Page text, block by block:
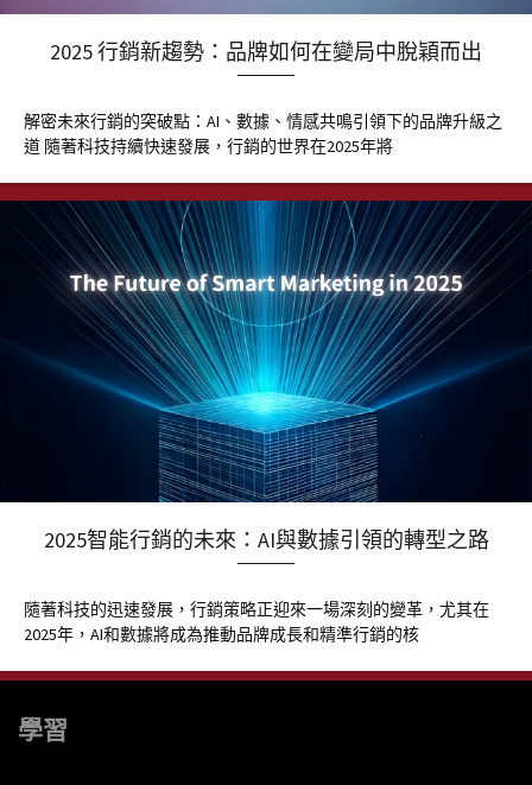
2025 行銷新趨勢：品牌如何在變局中脫穎而出
解密未來行銷的突破點：AI、數據、情感共鳴引領下的品牌升級之
道 隨著科技持續快速發展，行銷的世界在2025年將
2025智能行銷的未來：AI與數據引領的轉型之路
隨著科技的迅速發展，行銷策略正迎來一場深刻的變革，尤其在
2025年，AI和數據將成為推動品牌成長和精準行銷的核
學習